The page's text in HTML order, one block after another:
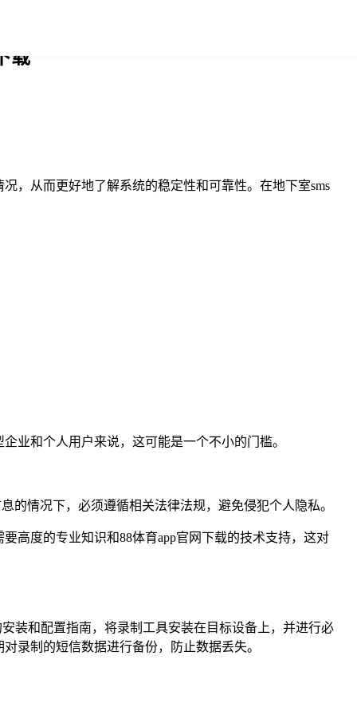
载
，从而更好地了解系统的稳定性和可靠性。在地下室sms
业和个人用户来说，这可能是一个不小的门槛。
的情况下，必须遵循相关法律法规，避免侵犯个人隐私。
高度的专业知识和88体育app官网下载的技术支持，这对
装和配置指南，将录制工具安装在目标设备上，并进行必
录制的短信数据进行备份，防止数据丢失。